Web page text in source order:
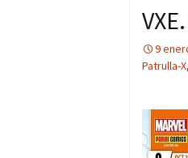
9
Patrulla-X,